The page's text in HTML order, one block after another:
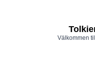
Välkommen